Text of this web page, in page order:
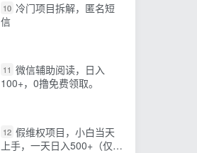
10 冷门项目拆解，匿名短
信
11 微信辅助阅读，日入
100+，0撸免费领取。
12 假维权项目，小白当天
上手，一天日入500+（仅揭